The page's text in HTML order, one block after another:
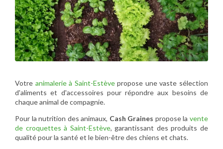
Votre animalerie à Saint-Estèvepropose une vaste sélection
d'aliments et d'accessoires pour répondre aux besoins de
chaque animal de compagnie.
Pour la nutrition des animaux, Cash Graines propose lavente
de croquettes à Saint-Estève, garantissant des produits de
qualité pour la santé et le bien-être des chiens et chats.